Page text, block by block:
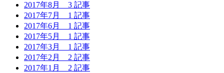
2017年8月 3 記事
2017年7月 1 記事
2017年6月 1 記事
2017年5月 1 記事
2017年3月 1 記事
2017年2月 2 記事
2017年1月 2 記事